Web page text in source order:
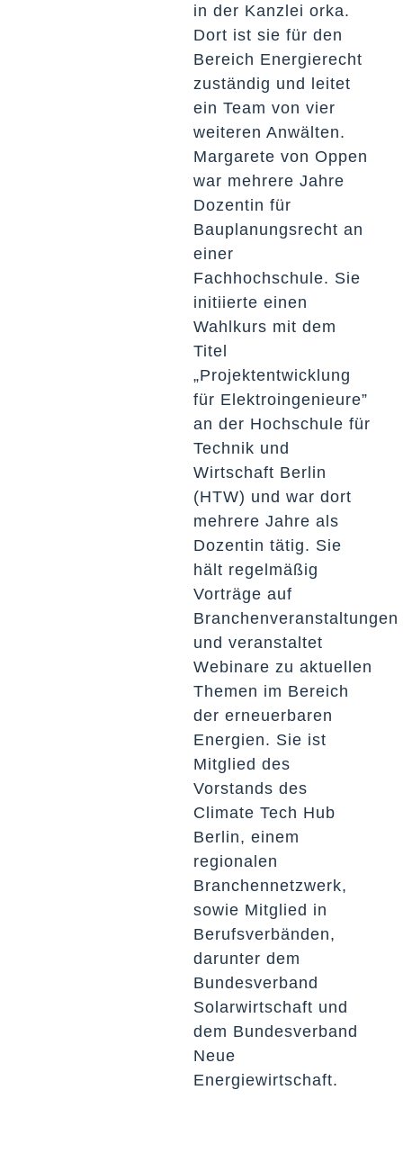
in der Kanzlei orka.
Dort ist sie für den
Bereich Energierecht
zuständig und leitet
ein Team von vier
weiteren Anwälten.
Margarete von Oppen
war mehrere Jahre
Dozentin für
Bauplanungsrecht an
einer
Fachhochschule. Sie
initiierte einen
Wahlkurs mit dem
Titel
„Projektentwicklung
für Elektroingenieure”
an der Hochschule für
Technik und
Wirtschaft Berlin
(HTW) und war dort
mehrere Jahre als
Dozentin tätig. Sie
hält regelmäßig
Vorträge auf
Branchenveranstaltungen
und veranstaltet
Webinare zu aktuellen
Themen im Bereich
der erneuerbaren
Energien. Sie ist
Mitglied des
Vorstands des
Climate Tech Hub
Berlin, einem
regionalen
Branchennetzwerk,
sowie Mitglied in
Berufsverbänden,
darunter dem
Bundesverband
Solarwirtschaft und
dem Bundesverband
Neue
Energiewirtschaft.